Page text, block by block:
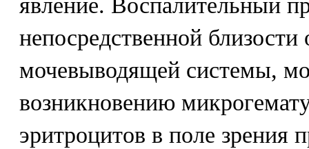
явление. Воспалительный
непосредственной близости
мочевыводящей системы,
возникновению
эритроцитов в поле зрения